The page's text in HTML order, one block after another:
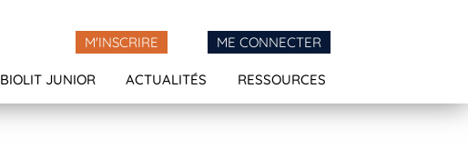
M'INSCRIRE ME CONNECTER
BIOLIT JUNIOR ACTUALITÉS RESSOURCES